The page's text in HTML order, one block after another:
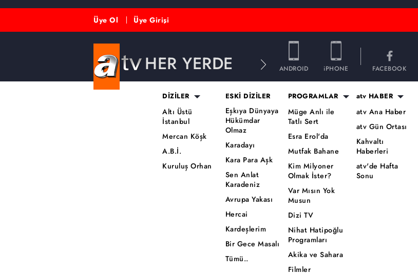
Üye Ol Üye Girişi
HER YERDE ANDROID iPHONE FACEBOOK
DİZİLER
Altı Üstü
İstanbul
Mercan Köşk
A.B.İ.
Kuruluş Orhan
ESKİ DİZİLER
Eşkıya Dünyaya
Hükümdar
Olmaz
Karadayı
Kara Para Aşk
Sen Anlat
Karadeniz
Avrupa Yakası
Hercai
Kardeşlerim
Bir Gece Masalı
Tümü..
PROGRAMLAR
Müge Anlı ile
Tatlı Sert
Esra Erol'da
Mutfak Bahane
Kim Milyoner
Olmak İster?
Var Mısın Yok
Musun
Dizi TV
Nihat Hatipoğlu
Programları
Akika ve Sahara
Filmler
atv HABER
atv Ana Haber
atv Gün Ortası
Kahvaltı
Haberleri
atv'de Hafta
Sonu